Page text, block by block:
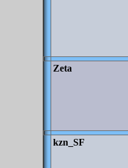
Zeta
kzn_SF